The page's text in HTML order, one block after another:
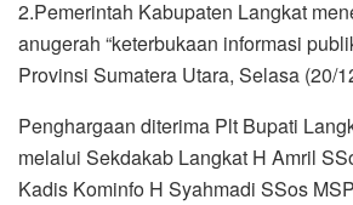
2.Pemerintah Kabupaten Langkat
anugerah “keterbukaan informasi
Provinsi Sumatera Utara, Selasa (20/
Penghargaan diterima Plt Bupati
melalui Sekdakab Langkat H Amril
Kadis Kominfo H Syahmadi SSos